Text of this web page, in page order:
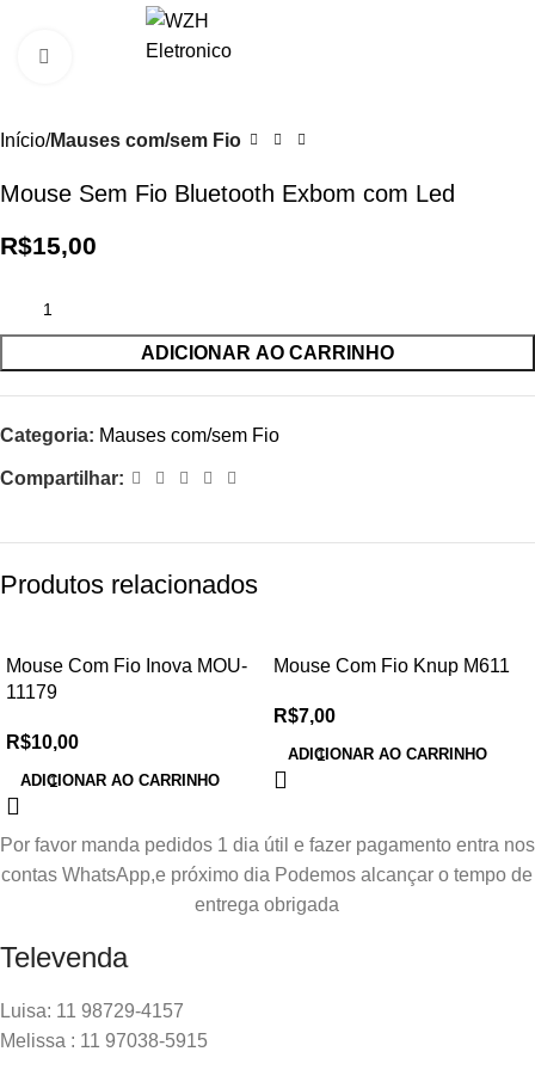
Clique para ampliar
Início Mauses com/sem Fio
Mouse Sem Fio Bluetooth Exbom com Led
R$15,00
ADICIONAR AO CARRINHO
Categoria: Mauses com/sem Fio
Compartilhar:
Produtos relacionados
Mouse Com Fio Inova MOU-
11179
R$10,00
ADICIONAR AO CARRINHO
Mouse Com Fio Knup M611
R$7,00
ADICIONAR AO CARRINHO
Por favor manda pedidos 1 dia útil e fazer pagamento entra nos
contas WhatsApp,e próximo dia Podemos alcançar o tempo de
entrega obrigada
Televenda
Luisa: 11 98729-4157
Melissa : 11 97038-5915